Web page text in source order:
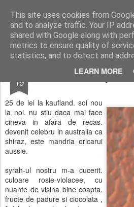
This site uses cookies from
and to analyze traffic. Your IP
shared with Google along with
metrics to ensure quality of
statistics, and to detect and
LEARN MORE
wine and knives
19 syrah
25 de lei la kaufland. soi nou
la noi. nu stiu daca mai face
cineva in afara de recas.
devenit celebru in australia ca
shiraz, este mandria oricarui
aussie.
syrah-ul nostru m-a cucerit.
culoare rosie-violacee, cu
nuante de visina bine coapta.
fructe de padure si ciocolata ,